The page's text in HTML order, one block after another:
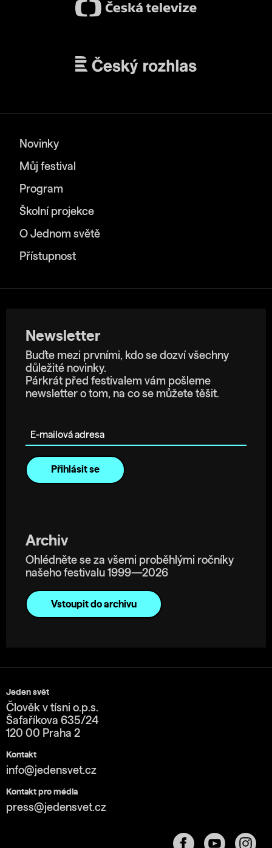
Novinky
Můj festival
Program
Školní projekce
O Jednom světě
Přístupnost
Newsletter
Buďte mezi prvními, kdo se dozví všechny
důležité novinky.
Párkrát před festivalem vám pošleme
newsletter o tom, na co se můžete těšit.
Archiv
Ohlédněte se za všemi proběhlými ročníky
našeho festivalu 1999—2026
Vstoupit do archivu
Jeden svět
Člověk v tísni o.p.s.
Šafaříkova 635/24
120 00 Praha 2
Kontakt
info@jedensvet.cz
Kontakt pro média
press@jedensvet.cz